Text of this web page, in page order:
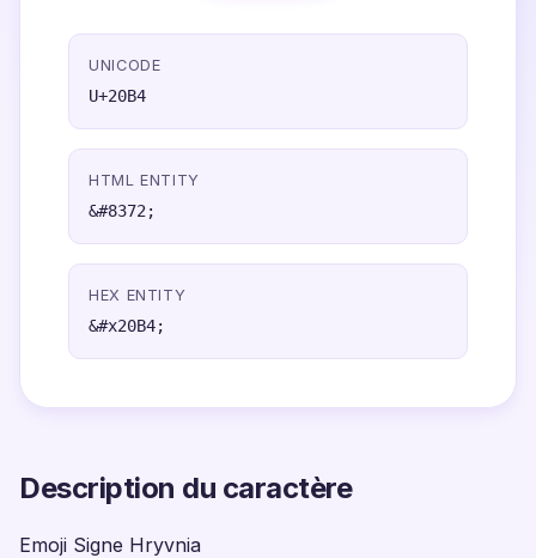
UNICODE
U+20B4
HTML ENTITY
&#8372;
HEX ENTITY
&#x20B4;
Description du caractère
Emoji Signe Hryvnia